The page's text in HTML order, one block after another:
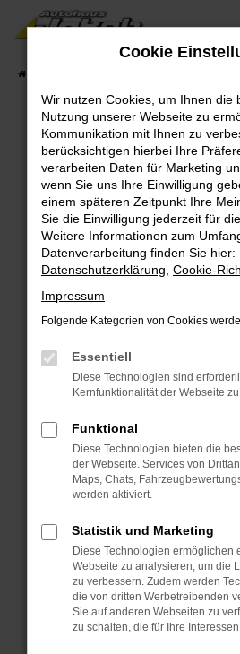
Zum
Hauptinhalt
Fehler: Network
Beim Laden ist ein Fehler
Hier sind ein paar Tipps, die dir
Überprüfe deine Firewall
Internetverbindung.
Laden andere Webseiten,
Suchmaschine?
Prüfe deine
Manche Erweiterungen, wie
können das Laden
verhindern. Funktioniert die
Fenster?
Starte dein Gerät neu.
Das kann manchmal
Probleme zu beheben.
Betriebssystem auf dem
sind.
Veraltete Software birgt
Sicherheitsrisiko, sondern
führen, dass bestimmte
unterstützt werden.
Cookie
Wir nutzen Cookies, um Ihnen die
Nutzung unserer Webseite zu
Kommunikation mit Ihnen zu
berücksichtigen hierbei Ihre
verarbeiten Daten für Marketing
wenn Sie uns Ihre Einwilligung
einem späteren Zeitpunkt Ihre
Sie die Einwilligung jederzeit für
Weitere Informationen zum
Datenverarbeitung finden Sie hier:
Datenschutzerklärung Cookie-
Impressum
Folgende Kategorien von Cookies
Essentiell
Diese Technologien sind
Kernfunktionalität der Webseite
Funktional
Diese Technologien bieten die
der Webseite. Services von
Maps, Chats,
werden aktiviert.
Statistik und Marketing
Diese Technologien ermöglichen
Webseite zu analysieren, um die
zu verbessern. Zudem werden
die von dritten Werbetreibenden
Sie auf anderen Webseiten zu
zu schalten, die für Ihre